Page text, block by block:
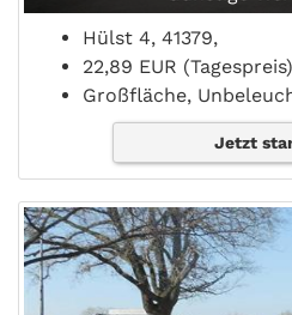
Hülst 4, 41379,
22,89 EUR (Tagespreis)
Großfläche,
Jetzt